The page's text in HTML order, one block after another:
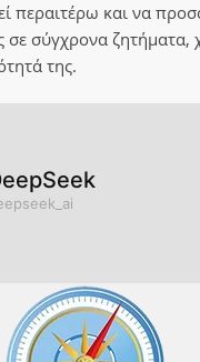
περαιτέρω και να
σε σύγχρονα ζητήματα,
της.